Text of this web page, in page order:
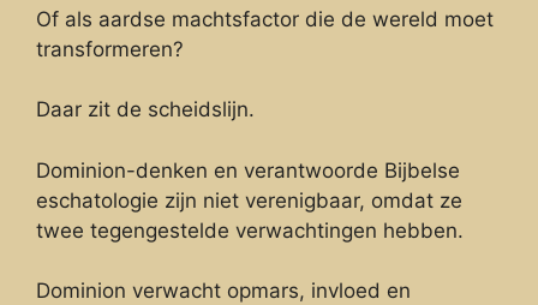
Of als aardse machtsfactor die de wereld moet
transformeren?
Daar zit de scheidslijn.
Dominion-denken en verantwoorde Bijbelse
eschatologie zijn niet verenigbaar, omdat ze
twee tegengestelde verwachtingen hebben.
Dominion verwacht opmars, invloed en